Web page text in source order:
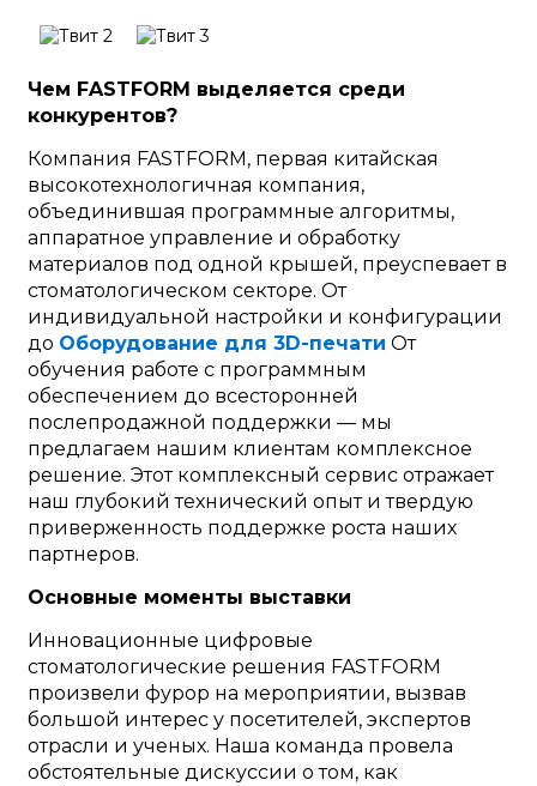
Чем FASTFORM выделяется среди
конкурентов?
Компания FASTFORM, первая китайская
высокотехнологичная компания,
объединившая программные алгоритмы,
аппаратное управление и обработку
материалов под одной крышей, преуспевает в
стоматологическом секторе. От
индивидуальной настройки и конфигурации
до Оборудование для 3D-печати От
обучения работе с программным
обеспечением до всесторонней
послепродажной поддержки — мы
предлагаем нашим клиентам комплексное
решение. Этот комплексный сервис отражает
наш глубокий технический опыт и твердую
приверженность поддержке роста наших
партнеров.
Основные моменты выставки
Инновационные цифровые
стоматологические решения FASTFORM
произвели фурор на мероприятии, вызвав
большой интерес у посетителей, экспертов
отрасли и ученых. Наша команда провела
обстоятельные дискуссии о том, как